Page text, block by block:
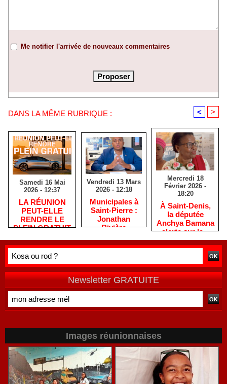
Me notifier l'arrivée de nouveaux commentaires
DANS LA MÊME RUBRIQUE : < >
Samedi 16 Mai
2026 - 12:37
​LA RÉUNION
PEUT-ELLE
RENDRE LE
PLEIN GRATUIT
Vendredi 13 Mars
2026 - 12:18
​Municipales à
Saint-Pierre :
Jonathan
Rivière
habitants après
de terrain
Mercredi 18
Février 2026 -
18:20
​À Saint-Denis,
la députée
Anchya Bamana
alerte sur la «
double peine »
vécue par
Newsletter GRATUITE
Images réunionnaises